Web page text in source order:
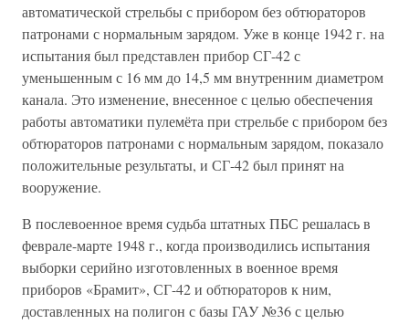
автоматической стрельбы с прибором без обтюраторов
патронами с нормальным зарядом. Уже в конце 1942 г. на
испытания был представлен прибор СГ-42 с
уменьшенным с 16 мм до 14,5 мм внутренним диаметром
канала. Это изменение, внесенное с целью обеспечения
работы автоматики пулемёта при стрельбе с прибором без
обтюраторов патронами с нормальным зарядом, показало
положительные результаты, и СГ-42 был принят на
вооружение.
В послевоенное время судьба штатных ПБС решалась в
феврале-марте 1948 г., когда производились испытания
выборки серийно изготовленных в военное время
приборов «Брамит», СГ-42 и обтюраторов к ним,
доставленных на полигон с базы ГАУ №36 с целью